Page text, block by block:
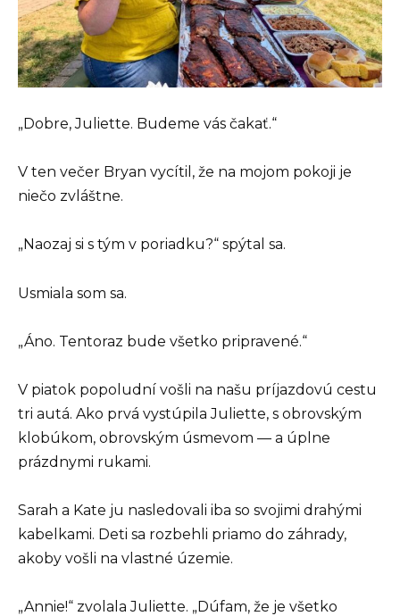
„Dobre, Juliette. Budeme vás čakať.“
V ten večer Bryan vycítil, že na mojom pokoji je
niečo zvláštne.
„Naozaj si s tým v poriadku?“ spýtal sa.
Usmiala som sa.
„Áno. Tentoraz bude všetko pripravené.“
V piatok popoludní vošli na našu príjazdovú cestu
tri autá. Ako prvá vystúpila Juliette, s obrovským
klobúkom, obrovským úsmevom — a úplne
prázdnymi rukami.
Sarah a Kate ju nasledovali iba so svojimi drahými
kabelkami. Deti sa rozbehli priamo do záhrady,
akoby vošli na vlastné územie.
„Annie!“ zvolala Juliette. „Dúfam, že je všetko